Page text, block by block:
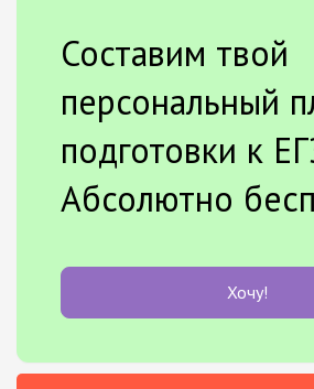
Составим твой
персональный
подготовки к
Абсолютно
Хочу!